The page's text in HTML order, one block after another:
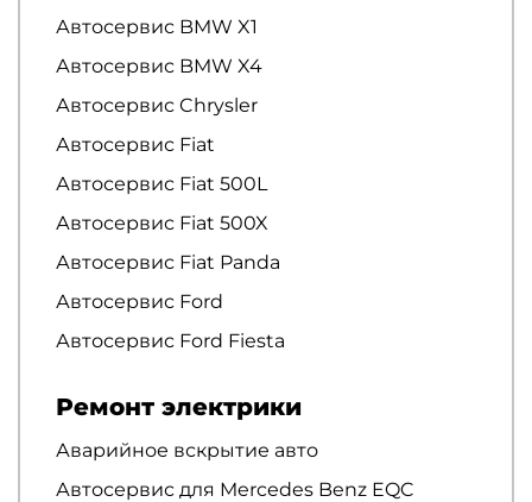
Автосервис BMW X1
Автосервис BMW X4
Автосервис Chrysler
Автосервис Fiat
Автосервис Fiat 500L
Автосервис Fiat 500X
Автосервис Fiat Panda
Автосервис Ford
Автосервис Ford Fiesta
Ремонт электрики
Аварийное вскрытие авто
Автосервис для Mercedes Benz EQC